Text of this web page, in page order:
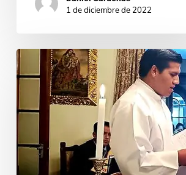
1 de diciembre de 2022
Carlos
Alberto
Quispe,
misionero
idente
boliviano